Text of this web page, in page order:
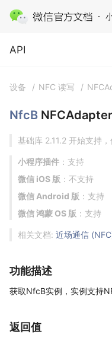
API
API
设备 / NFC 读写 /
NfcB
基础库 2.11.2 开始支持
小程序插件 ：支持
微信 iOS 版 ：不支持
微信 Android 版 ：支持
微信 鸿蒙 OS 版 ：支持
相关文档: 近场通信
功能描述
获取NfcB实例，实例支持
返回值